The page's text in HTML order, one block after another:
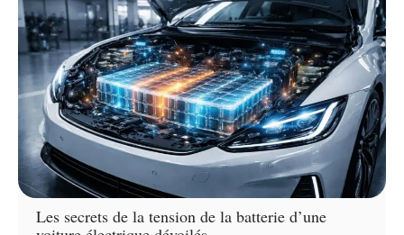
Les secrets de la tension de la batterie d’une